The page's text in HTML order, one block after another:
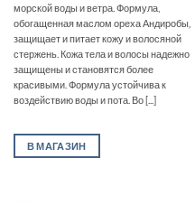
морской воды и ветра. Формула,
обогащенная маслом ореха Андиробы,
защищает и питает кожу и волосяной
стержень. Кожа тела и волосы надежно
защищены и становятся более
красивыми. Формула устойчива к
воздействию воды и пота. Во [...]
В МАГАЗИН